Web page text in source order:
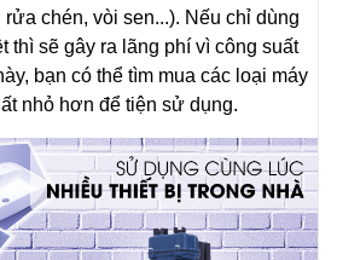
rửa chén, vòi sen...). Nếu chỉ dùng
thì sẽ gây ra lãng phí vì công suất
bạn có thể tìm mua các loại máy
nhỏ hơn để tiện sử dụng.